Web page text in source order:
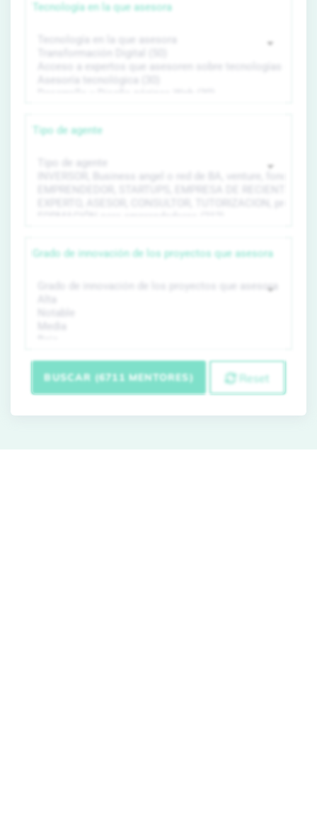
Tecnología en la que asesora
Tipo de agente
Grado de innovación de los proyectos que asesora
BUSCAR (6711 MENTORES) Reset